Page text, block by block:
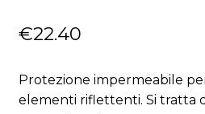
€22.40
Protezione impermeabile
elementi riflettenti. Si tratta